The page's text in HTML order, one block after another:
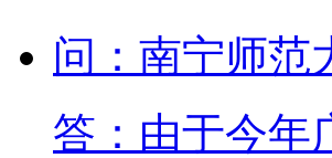
问：南宁师范
答：由于今年